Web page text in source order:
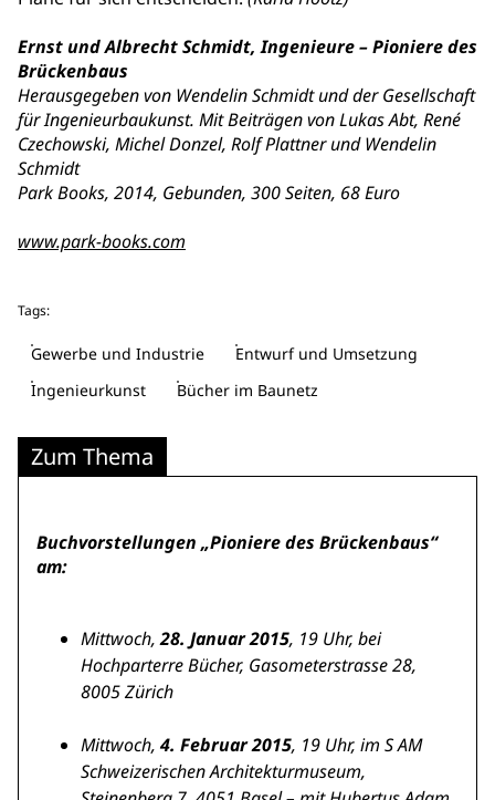
Ernst und Albrecht Schmidt, Ingenieure – Pioniere des
Brückenbaus
Herausgegeben von Wendelin Schmidt und der Gesellschaft
für Ingenieurbaukunst. Mit Beiträgen von Lukas Abt, René
Czechowski, Michel Donzel, Rolf Plattner und Wendelin
Schmidt
Park Books, 2014, Gebunden, 300 Seiten, 68 Euro
www.park-books.com
Tags:
Gewerbe und Industrie
Entwurf und Umsetzung
Ingenieurkunst
Bücher im Baunetz
Zum Thema
Buchvorstellungen„Pioniere des Brückenbaus“
am:
Mittwoch,28. Januar 2015, 19 Uhr, bei
Hochparterre Bücher, Gasometerstrasse 28,
8005 Zürich
Mittwoch, 4. Februar 2015, 19 Uhr, im S AM
Schweizerischen Architekturmuseum,